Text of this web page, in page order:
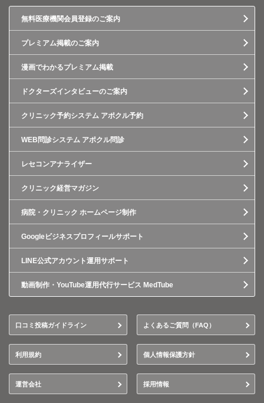
無料医療機関会員登録のご案内
プレミアム掲載のご案内
漫画でわかるプレミアム掲載
ドクターズインタビューのご案内
クリニック予約システム アポクル予約
WEB問診システム アポクル問診
レセコンアナライザー
クリニック経営マガジン
病院・クリニック ホームページ制作
Googleビジネスプロフィールサポート
LINE公式アカウント運用サポート
動画制作・YouTube運用代行サービス MedTube
口コミ投稿ガイドライン よくあるご質問（FAQ）
利用規約 個人情報保護方針
運営会社 採用情報